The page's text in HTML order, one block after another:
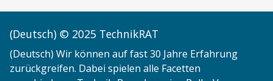
(Deutsch) © 2025 TechnikRAT
(Deutsch) Wir können auf fast 30 Jahre Erfahrung
zurückgreifen. Dabei spielen alle Facetten